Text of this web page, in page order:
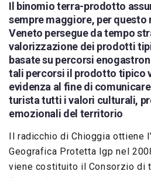
Il binomio terra-prodotto
sempre maggiore, per questo
Veneto persegue da tempo
valorizzazione dei prodotti
basate su percorsi
tali percorsi il prodotto tipico
evidenza al fine di
turista tutti i valori culturali,
emozionali del territorio
Il radicchio di Chioggia ottiene
Geografica Protetta Igp nel
viene costituito il Consorzio di